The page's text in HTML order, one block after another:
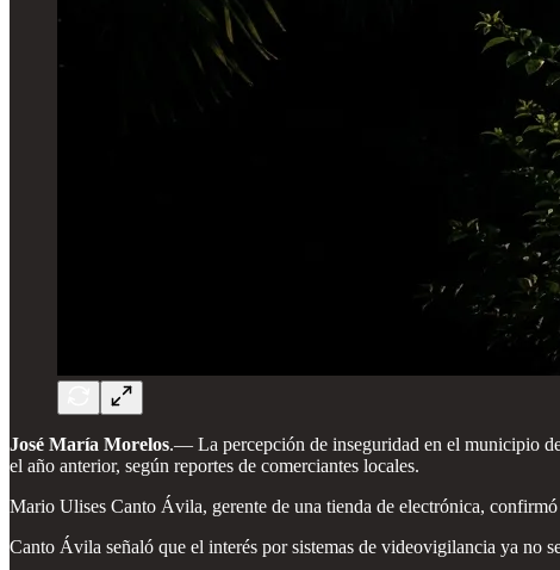
José María Morelos.— La percepción de inseguridad en el municipio
el año anterior, según reportes de comerciantes locales.
Mario Ulises Canto Ávila, gerente de una tienda de electrónica,
Canto Ávila señaló que el interés por sistemas de videovigilancia ya no